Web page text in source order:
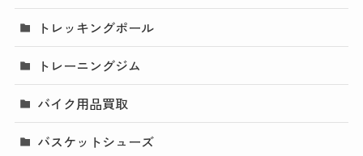
トレッキングポール
トレーニングジム
バイク用品買取
バスケットシューズ